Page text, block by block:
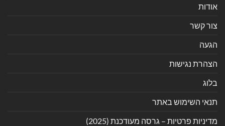
אודות
צור קשר
הגעה
הצהרת נגישות
בלוג
תנאי השימוש באתר
מדיניות פרטיות – גרסה מעודכנת (2025)